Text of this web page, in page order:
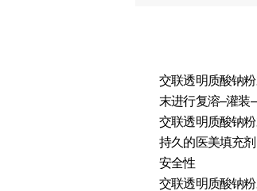
交联透明质酸钠
末进行复溶–灌装
交联透明质酸钠
持久的医美填充
安全性
交联透明质酸钠